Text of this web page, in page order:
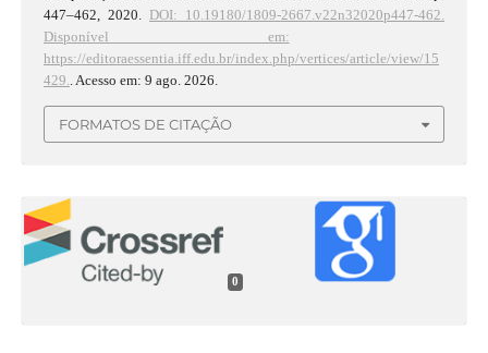
447–462, 2020. DOI: 10.19180/1809-2667.v22n32020p447-462.
Disponível em:
https://editoraessentia.iff.edu.br/index.php/vertices/article/view/15
429.
. Acesso em: 9 ago. 2026.
FORMATOS DE CITAÇÃO
0